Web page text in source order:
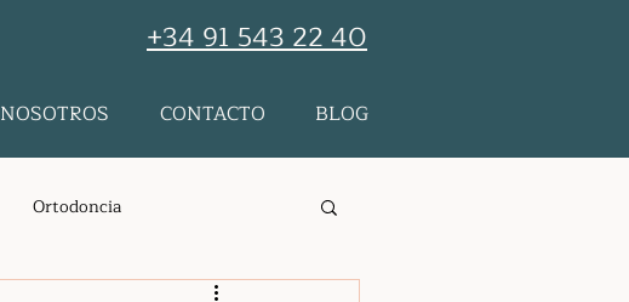
+34 91 543 22 40
NOSOTROS CONTACTO BLOG
Ortodoncia